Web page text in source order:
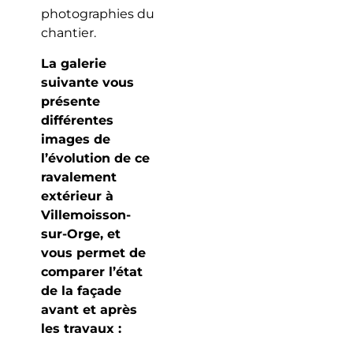
photographies du
chantier.
La galerie
suivante vous
présente
différentes
images de
l’évolution de ce
ravalement
extérieur à
Villemoisson-
sur-Orge, et
vous permet de
comparer l’état
de la façade
avant et après
les travaux :